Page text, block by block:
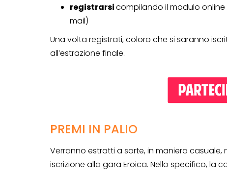
registrarsicompilando il modulo
mail)
Una volta registrati, coloro che si saranno
all’estrazione finale.
PREMI IN PALIO
Verranno estratti a sorte, in maniera
iscrizione alla gara Eroica. Nello specifico, la